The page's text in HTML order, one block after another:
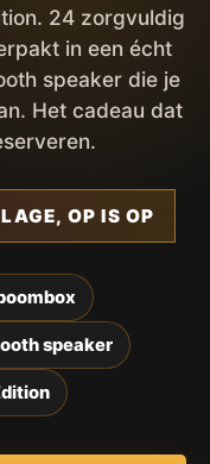
24 zorgvuldig
in een écht
speaker die je
Het cadeau dat
OP IS OP
speaker